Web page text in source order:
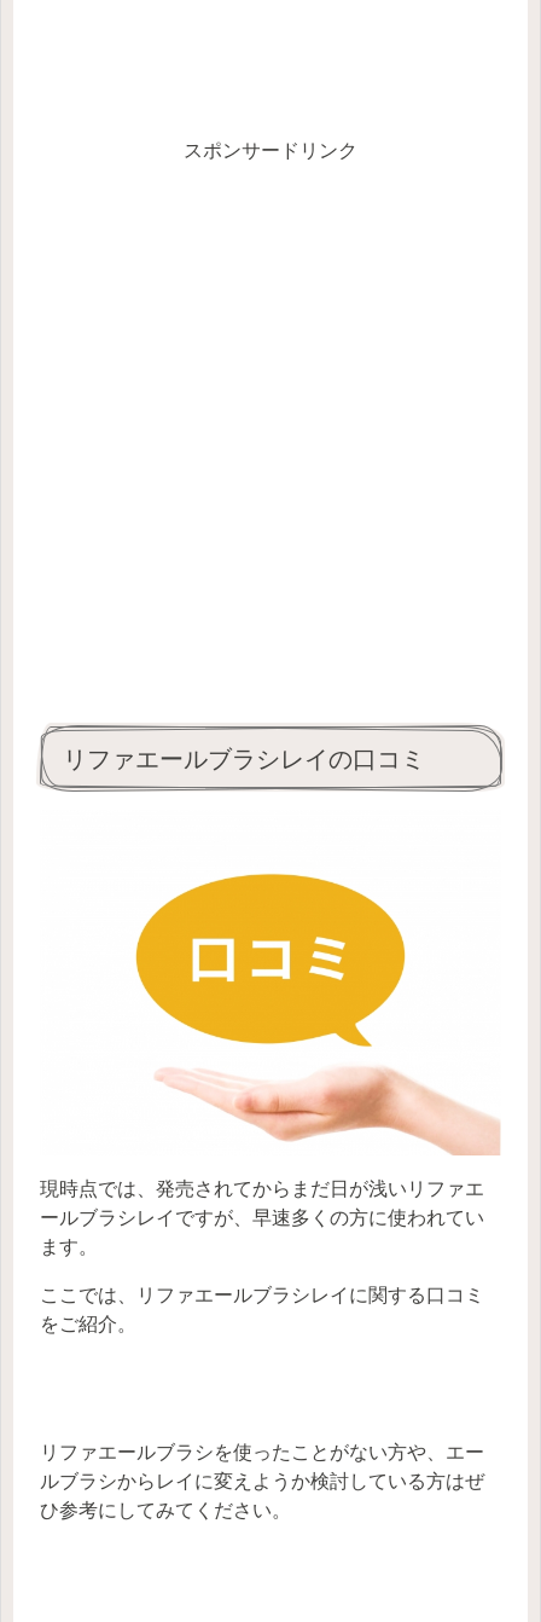
スポンサードリンク
リファエールブラシレイの口コミ
現時点では、発売されてからまだ日が浅いリファエ
ールブラシレイですが、早速多くの方に使われてい
ます。
ここでは、リファエールブラシレイに関する口コミ
をご紹介。
リファエールブラシを使ったことがない方や、エー
ルブラシからレイに変えようか検討している方はぜ
ひ参考にしてみてください。